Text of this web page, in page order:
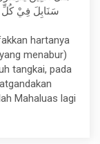
سَنَابِلَ فِيْ كُلِّ
hartanya
menabur)
tangkai, pada
Mahaluas lagi